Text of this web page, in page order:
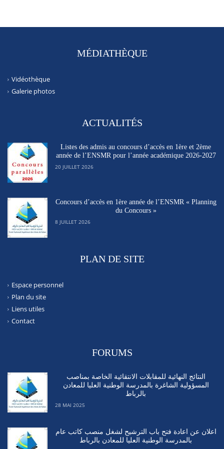
MÉDIATHÈQUE
Vidéothèque
Galerie photos
ACTUALITÉS
Listes des admis au concours d’accès en 1ère et 2ème
année de l’ENSMR pour l’année académique 2026-2027
20 JUILLET 2026
Concours d’accès en 1ère année de l’ENSMR « Planning
du Concours »
8 JUILLET 2026
PLAN DE SITE
Espace personnel
Plan du site
Liens utiles
Contact
FORUMS
النتائج النهائية للمقابلات الانتقائية الخاصة بمناصب
المسؤولية الشاغرة بالمدرسة الوطنية العليا للمعادن
بالرباط
28 MAI 2025
اعلان عن اعادة فتح باب الترشيح لشغل منصب كاتب عام
بالمدرسة الوطنية العليا للمعادن بالرباط